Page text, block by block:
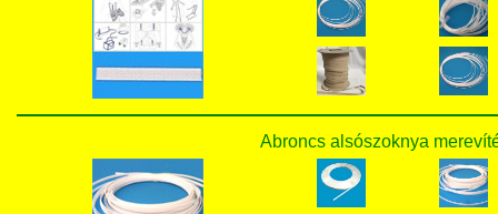
Abroncs alsószoknya